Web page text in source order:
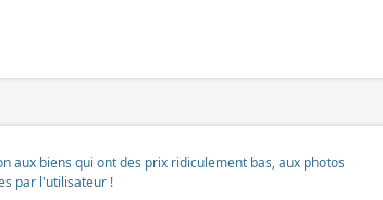
aux biens qui ont des prix ridiculement bas, aux photos
par l'utilisateur !